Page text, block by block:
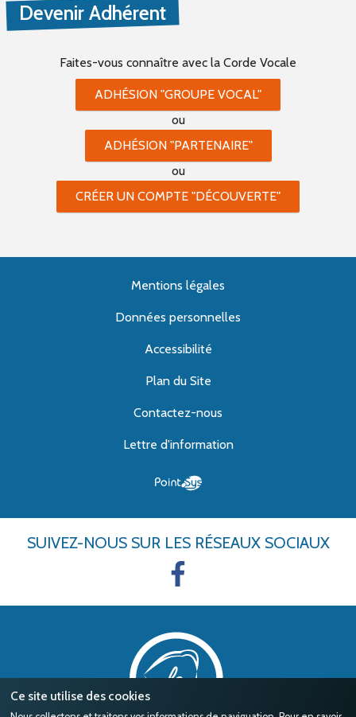
Ce site utilise des cookies
Devenir Adhérent
Faites-vous connaître avec la Corde Vocale
ADHÉSION "GROUPE VOCAL"
ou
ADHÉSION "PARTENAIRE"
ou
CRÉER UN COMPTE "DÉCOUVERTE"
Mentions légales
Données personnelles
Accessibilité
Plan du Site
Contactez-nous
Lettre d'information
SUIVEZ-NOUS SUR LES RÉSEAUX SOCIAUX